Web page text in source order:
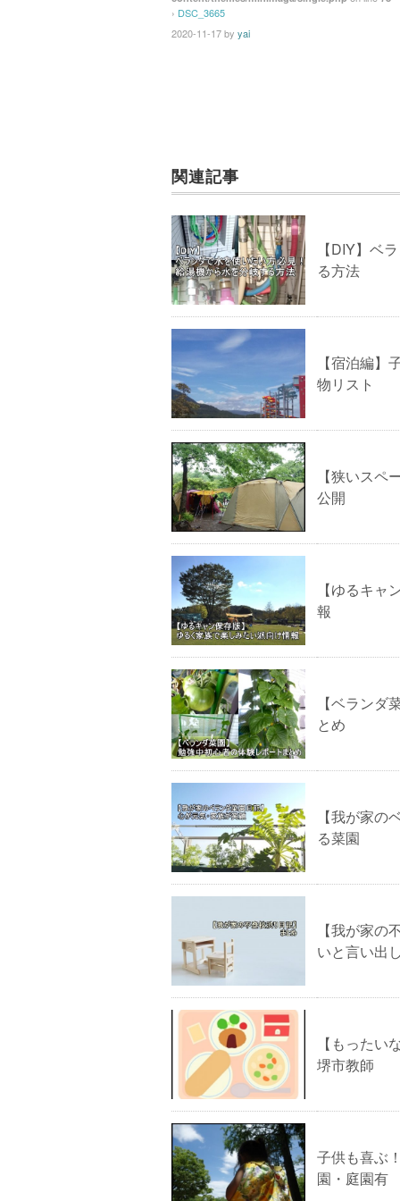
o
› DSC_3665
2020-11-17by yai
関連記事
【DIY】ベ
る方法
【宿泊編
物リスト
【狭いス
公開
【ゆるキ
報
【ベラン
とめ
【我が家
る菜園
【我が家
いと言い出
【もったい
堺市教師
子供も喜ぶ
園・庭園有